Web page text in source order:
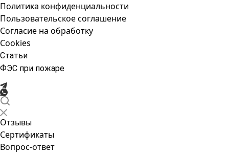
Политика конфиденциальности
Пользовательское соглашение
Согласие на обработку
Cookies
Статьи
ФЭС при пожаре
Отзывы
Сертификаты
Вопрос-ответ